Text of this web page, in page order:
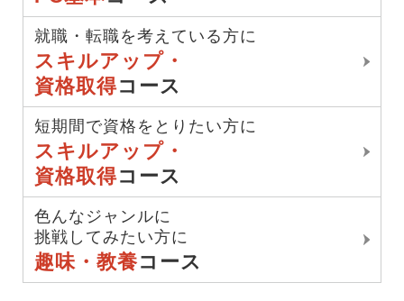
就職・転職を考えている方に
スキルアップ・
資格取得コース
短期間で資格をとりたい方に
スキルアップ・
資格取得コース
色んなジャンルに
挑戦してみたい方に
趣味・教養コース